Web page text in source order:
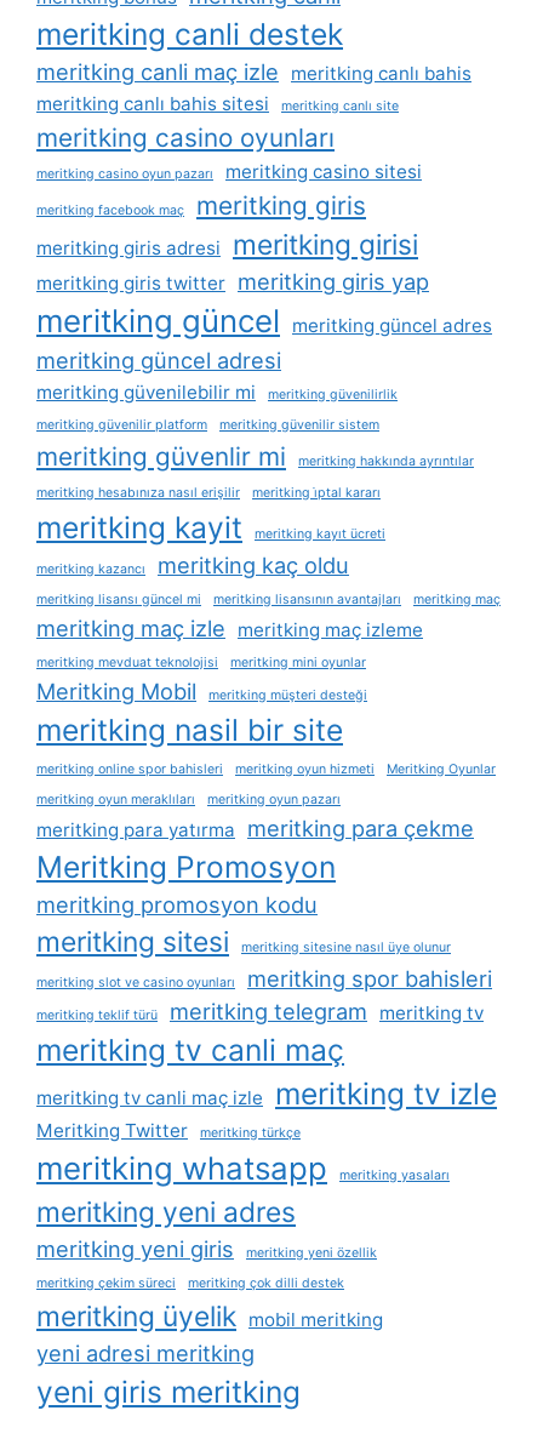
meritking canli destek
meritking canli maç izle
meritking canlı bahis
meritking canlı bahis sitesi
meritking canlı site
meritking casino oyunları
meritking casino oyun pazarı meritking casino sitesi
meritking facebook maç meritking giris
meritking giris adresi meritking girisi
meritking giris twitter meritking giris yap
meritking güncel meritking güncel adres
meritking güncel adresi
meritking güvenilebilir mi
meritking güvenilirlik
meritking güvenilir platform
meritking güvenilir sistem
meritking güvenlir mi
meritking hakkında ayrıntılar
meritking hesabınıza nasıl erişilir
meritking i̇ptal kararı
meritking kayit meritking kayıt ücreti
meritking kazancı meritking kaç oldu
meritking lisansı güncel mi meritking lisansının avantajları meritking maç
meritking maç izle meritking maç izleme
meritking mevduat teknolojisi meritking mini oyunlar
Meritking Mobil meritking müşteri desteği
meritking nasil bir site
meritking online spor bahisleri meritking oyun hizmeti
Meritking Oyunlar
meritking oyun meraklıları
meritking oyun pazarı
meritking para yatırma meritking para çekme
Meritking Promosyon
meritking promosyon kodu
meritking sitesi meritking sitesine nasıl üye olunur
meritking slot ve casino oyunları meritking spor bahisleri
meritking teklif türü meritking telegram meritking tv
meritking tv canli maç
meritking tv canli maç izle meritking tv izle
Meritking Twitter meritking türkçe
meritking whatsapp meritking yasaları
meritking yeni adres
meritking yeni giris
meritking yeni özellik
meritking çekim süreci
meritking çok dilli destek
meritking üyelik mobil meritking
yeni adresi meritking
yeni giris meritking